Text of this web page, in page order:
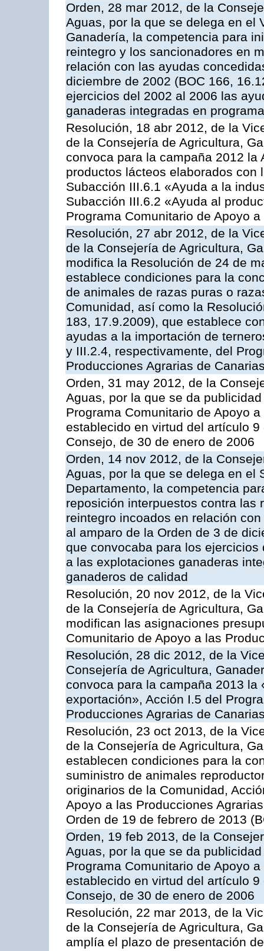
Orden, 28 mar 2012, de la
Aguas, por la que se delega en el
Ganadería, la competencia para
reintegro y los sancionadores en
relación con las ayudas
diciembre de 2002 (BOC 166,
ejercicios del 2002 al 2006 las
ganaderas integradas en
Resolución, 18 abr 2012, de la
de la Consejería de Agricultura,
convoca para la campaña 2012
productos lácteos elaborados
Subacción III.6.1 «Ayuda a la
Subacción III.6.2 «Ayuda al
Programa Comunitario de Apoyo
Resolución, 27 abr 2012, de la
de la Consejería de Agricultura,
modifica la Resolución de 24 de
establece condiciones para la
de animales de razas puras o
Comunidad, así como la
183, 17.9.2009), que establece
ayudas a la importación de
y III.2.4, respectivamente, del
Producciones Agrarias de
Orden, 31 may 2012, de la
Aguas, por la que se da
Programa Comunitario de Apoyo
establecido en virtud del artículo
Consejo, de 30 de enero de 2006
Orden, 14 nov 2012, de la
Aguas, por la que se delega en el
Departamento, la competencia
reposición interpuestos contra las
reintegro incoados en relación
al amparo de la Orden de 3 de
que convocaba para los
a las explotaciones ganaderas
ganaderos de calidad
Resolución, 20 nov 2012, de la
de la Consejería de Agricultura,
modifican las asignaciones
Comunitario de Apoyo a las
Resolución, 28 dic 2012, de la
Consejería de Agricultura,
convoca para la campaña 2013
exportación», Acción I.5 del
Producciones Agrarias de
Resolución, 23 oct 2013, de la
de la Consejería de Agricultura,
establecen condiciones para la
suministro de animales
originarios de la Comunidad,
Apoyo a las Producciones
Orden de 19 de febrero de 2013
Orden, 19 feb 2013, de la
Aguas, por la que se da
Programa Comunitario de Apoyo
establecido en virtud del artículo
Consejo, de 30 de enero de 2006
Resolución, 22 mar 2013, de la
de la Consejería de Agricultura,
amplía el plazo de presentación